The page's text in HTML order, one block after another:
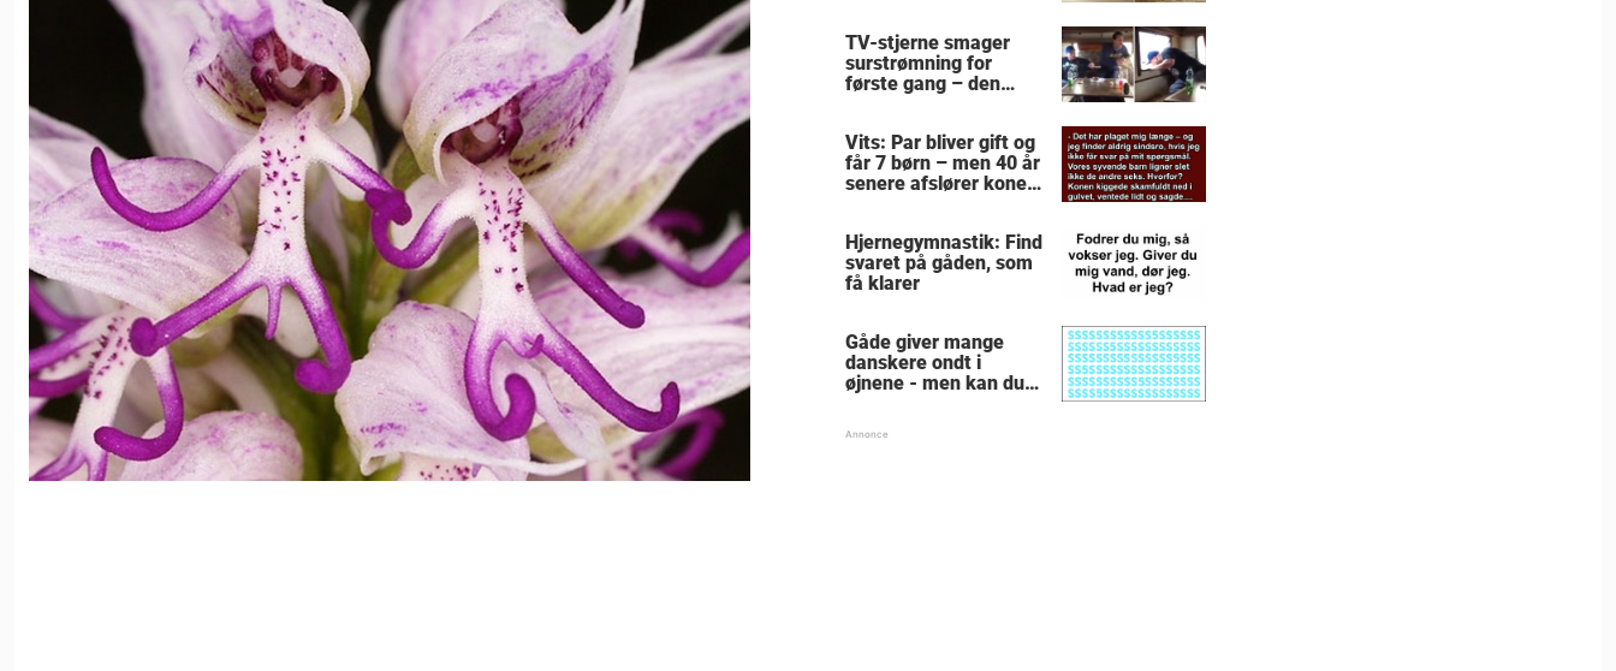
TV-stjerne smager
surstrømning for
første gang – den
skrige af grin
Vits: Par bliver gift og
får 7 børn – men 40 år
senere afslører konen
Hjernegymnastik: Find
svaret på gåden, som
få klarer
Gåde giver mange
danskere ondt i
øjnene - men kan du